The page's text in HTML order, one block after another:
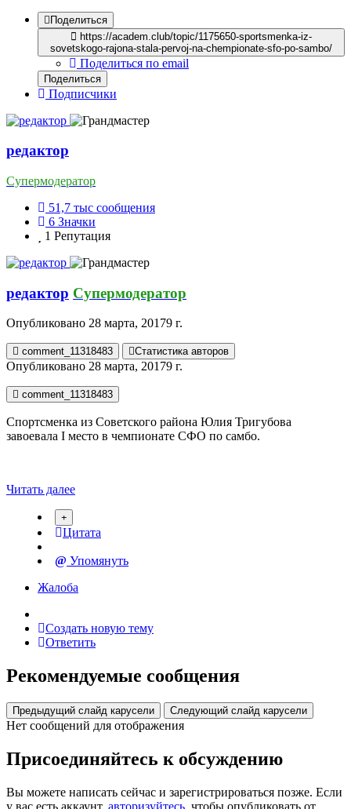
Поделиться
https://academ.club/topic/1175650-sportsmenka-iz-
sovetskogo-rajona-stala-pervoj-na-chempionate-sfo-po-sambo/
Поделиться по email
Поделиться
Подписчики
редактор
Супермодератор
51,7 тыс сообщения
6 Значки
1 Репутация
редактор Супермодератор
Опубликовано 28 марта, 20179 г.
comment_11318483 Статистика авторов
Опубликовано 28 марта, 20179 г.
comment_11318483
Спортсменка из Советского района Юлия Тригубова
завоевала I место в чемпионате СФО по самбо.
Читать далее
Цитата
Упомянуть
Жалоба
Создать новую тему
Ответить
Рекомендуемые сообщения
Предыдущий слайд карусели Следующий слайд карусели
Нет сообщений для отображения
Присоединяйтесь к обсуждению
Вы можете написать сейчас и зарегистрироваться позже. Если
у вас есть аккаунт, авторизуйтесь, чтобы опубликовать от